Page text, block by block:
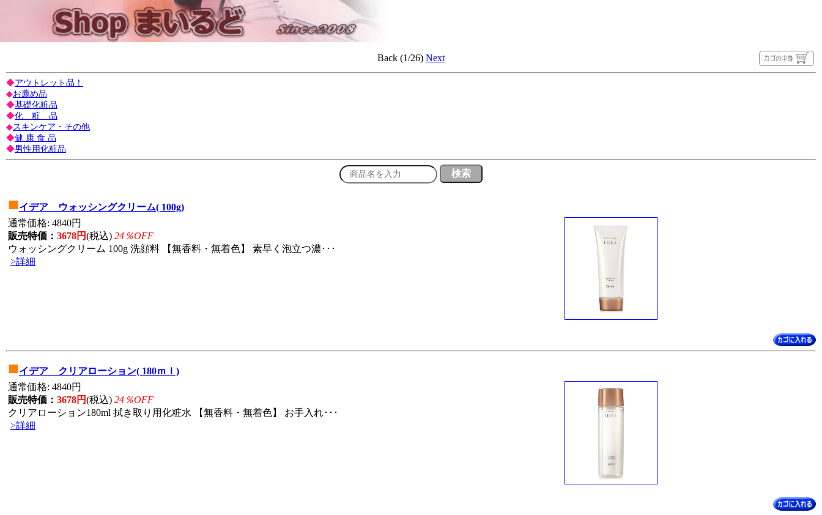
Back (1/26) Next
◆アウトレット品！
◆お薦め品
◆基礎化粧品
◆化 粧 品
◆スキンケア・その他
◆健 康 食 品
◆男性用化粧品
■イデア ウォッシングクリーム( 100g)
通常価格: 4840円
販売特価： 3678円(税込) 24％OFF
ウォッシングクリーム 100g 洗顔料 【無香料・無着色】 素早く泡立つ濃･･･
>詳細
■イデア クリアローション( 180ｍｌ)
通常価格: 4840円
販売特価： 3678円(税込) 24％OFF
クリアローション180ml 拭き取り用化粧水 【無香料・無着色】 お手入れ･･･
>詳細